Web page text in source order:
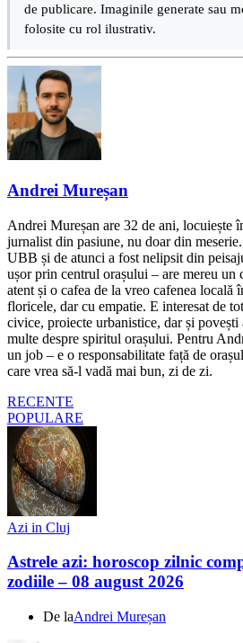
de publicare. Imaginile generate sau
folosite cu rol ilustrativ.
Andrei Mureșan
Andrei Mureșan are 32 de ani, locuiește
jurnalist din pasiune, nu doar din
UBB și de atunci a fost nelipsit din
ușor prin centrul orașului – are mereu un
atent și o cafea de la vreo cafenea locală
floricele, dar cu empatie. E interesat de
civice, proiecte urbanistice, dar și povești
multe despre spiritul orașului. Pentru
un job – e o responsabilitate față de
care vrea să-l vadă mai bun, zi de zi.
RECENTE
POPULARE
Azi in Cluj
Astrele azi: horoscop zilnic
zodiile – 08 august 2026
De laAndrei Mureșan